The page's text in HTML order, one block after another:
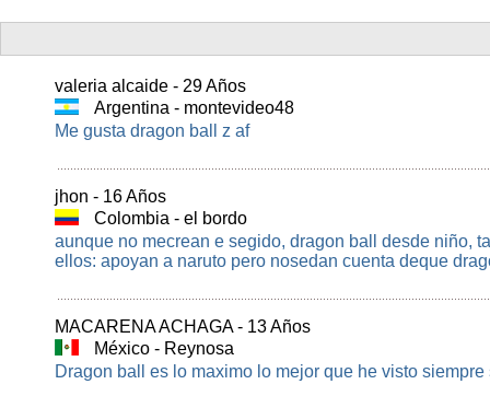
valeria alcaide - 29 Años
Argentina - montevideo48
Me gusta dragon ball z af
jhon - 16 Años
Colombia - el bordo
aunque no mecrean e segido, dragon ball desde niño,
ellos: apoyan a naruto pero nosedan cuenta deque
MACARENA ACHAGA - 13 Años
México - Reynosa
Dragon ball es lo maximo lo mejor que he visto siempre